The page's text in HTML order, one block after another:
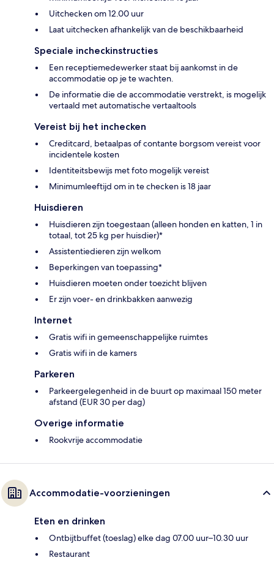
Uitchecken om 12.00 uur
Laat uitchecken afhankelijk van de beschikbaarheid
Speciale incheckinstructies
Een receptiemedewerker staat bij aankomst in de
accommodatie op je te wachten.
De informatie die de accommodatie verstrekt, is mogelijk
vertaald met automatische vertaaltools
Vereist bij het inchecken
Creditcard, betaalpas of contante borgsom vereist voor
incidentele kosten
Identiteitsbewijs met foto mogelijk vereist
Minimumleeftijd om in te checken is 18 jaar
Huisdieren
Huisdieren zijn toegestaan (alleen honden en katten, 1 in
totaal, tot 25 kg per huisdier)*
Assistentiedieren zijn welkom
Beperkingen van toepassing*
Huisdieren moeten onder toezicht blijven
Er zijn voer- en drinkbakken aanwezig
Internet
Gratis wifi in gemeenschappelijke ruimtes
Gratis wifi in de kamers
Parkeren
Parkeergelegenheid in de buurt op maximaal 150 meter
afstand (EUR 30 per dag)
Overige informatie
Rookvrije accommodatie
Accommodatie-voorzieningen
Eten en drinken
Ontbijtbuffet (toeslag) elke dag 07.00 uur–10.30 uur
Restaurant